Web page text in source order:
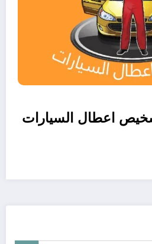
اعطال السيارات